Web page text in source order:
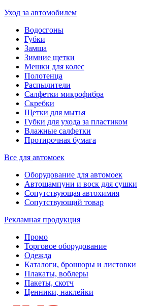
Уход за автомобилем
Водосгоны
Губки
Замша
Зимние щетки
Мешки для колес
Полотенца
Распылители
Салфетки микрофибра
Скребки
Щетки для мытья
Губки для ухода за пластиком
Влажные салфетки
Протирочная бумага
Все для автомоек
Оборудование для автомоек
Автошампуни и воск для сушки
Сопутствующая автохимия
Сопутствующий товар
Рекламная продукция
Промо
Торговое оборудование
Одежда
Каталоги, брошюры и листовки
Плакаты, воблеры
Пакеты, скотч
Ценники, наклейки